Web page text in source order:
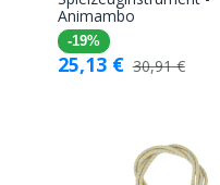
Animambo
-19%
25,13€ 30,91€